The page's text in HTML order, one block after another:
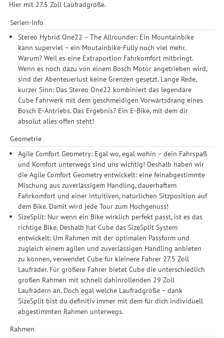
Hier mit 27.5 Zoll Laufradgröße.
Serien-Info
Stereo Hybrid One22 – The Allrounder: Ein Mountainbike
kann superviel – ein Moutainbike-Fully noch viel mehr.
Warum? Weil es eine Extraportion Fahrkomfort mitbringt.
Wenn es noch dazu von einem Bosch Motor angetrieben wird,
sind der Abenteuerlust keine Grenzen gesetzt. Lange Rede,
kurzer Sinn: Das Stereo One22 kombiniert das legendäre
Cube Fahrwerk mit dem geschmeidigen Vorwärtsdrang eines
Bosch E-Antriebs. Das Ergebnis? Ein E-Bike, mit dem dir
absolut alles offen steht!
Geometrie
Agile Comfort Geometry: Egal wo, egal wohin – dein Fahrspaß
und Komfort unterwegs sind uns wichtig! Deshalb haben wir
die Agile Comfort Geometry entwickelt: eine feinabgestimmte
Mischung aus zuverlässigem Handling, dauerhaftem
Fahrkomfort und einer intuitiven, natürlichen Sitzposition auf
dem Bike. Damit wird jede Tour zum Hochgenuss!
SizeSplit: Nur wenn ein Bike wirklich perfekt passt, ist es das
richtige Bike. Deshalb hat Cube das SizeSplit System
entwickelt: Um Rahmen mit der optimalen Passform und
zugleich einem agilen und zuverlässigen Handling anbieten
zu können, verwendet Cube für kleinere Fahrer 27.5 Zoll
Laufräder. Für größere Fahrer bietet Cube die unterschiedlich
großen Rahmen mit schnell dahinrollenden 29 Zoll
Laufrädern an. Doch egal welche Laufradgröße – dank
SizeSplit bist du definitiv immer mit dem für dich individuell
abgestimmten Rahmen unterwegs.
Rahmen